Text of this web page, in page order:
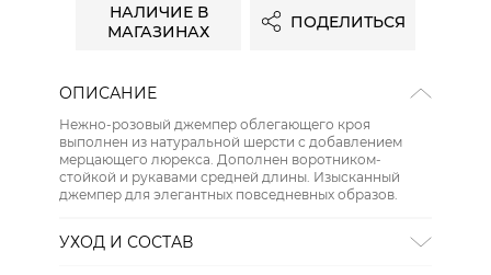
НАЛИЧИЕ В
МАГАЗИНАХ
ПОДЕЛИТЬСЯ
ОПИСАНИЕ
Нежно-розовый джемпер облегающего кроя
выполнен из натуральной шерсти с добавлением
мерцающего люрекса. Дополнен воротником-
стойкой и рукавами средней длины. Изысканный
джемпер для элегантных повседневных образов.
УХОД И СОСТАВ